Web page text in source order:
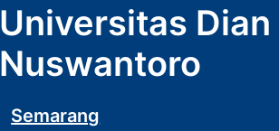
Universitas Dian
Nuswantoro
Semarang